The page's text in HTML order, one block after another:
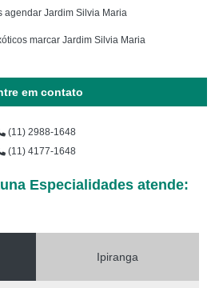
agendar Jardim Silvia Maria
marcar Jardim Silvia Maria
em contato
(11) 2988-1648
(11) 4177-1648
Especialidades atende:
Ipiranga